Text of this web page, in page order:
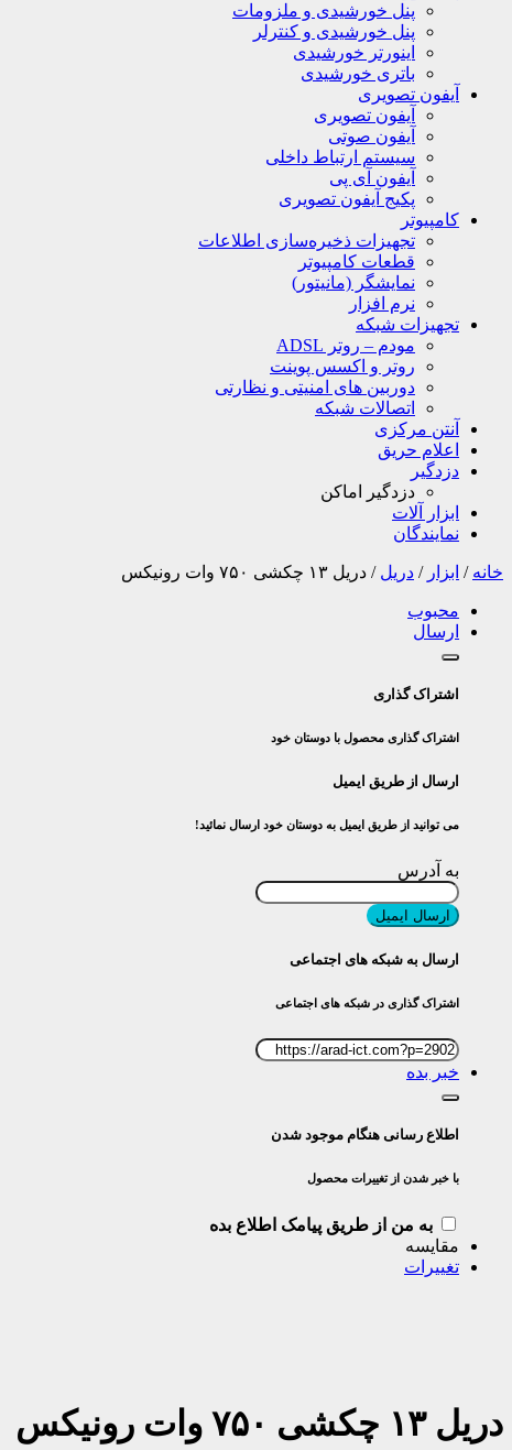
پنل خورشیدی و ملزومات
پنل خورشیدی و کنترلر
اینورتر خورشیدی
باتری خورشیدی
آیفون تصویری
آیفون تصویری
آیفون صوتی
سیستم ارتباط داخلی
آیفون آی پی
پکیج آیفون تصویری
کامپیوتر
تجهیزات ذخیره‌سازی اطلاعات
قطعات کامپیوتر
نمایشگر (مانیتور)
نرم افزار
تجهیزات شبکه
مودم – روتر ADSL
روتر و اکسس پوینت
دوربین های امنیتی و نظارتی
اتصالات شبکه
آنتن مرکزی
اعلام حریق
دزدگیر
دزدگیر اماکن
ابزار آلات
نمایندگان
خانه / ابزار / دریل / دریل ۱۳ چکشی ۷۵۰ وات رونیکس
محبوب
ارسال
اشتراک گذاری
اشتراک گذاری محصول با دوستان خود
ارسال از طریق ایمیل
می توانید از طریق ایمیل به دوستان خود ارسال نمائید!
به آدرس
ارسال ایمیل
ارسال به شبکه های اجتماعی
اشتراک گذاری در شبکه های اجتماعی
خبر بده
اطلاع رسانی هنگام موجود شدن
با خبر شدن از تغییرات محصول
به من از طریق پیامک اطلاع بده
مقایسه
تغییرات
دریل ۱۳ چکشی ۷۵۰ وات رونیکس